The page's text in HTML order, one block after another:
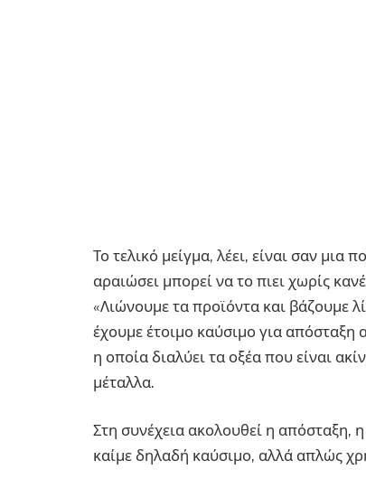
Το τελικό μείγμα, λέει, είναι σαν
αραιώσει μπορεί να το πιει χωρίς
«Λιώνουμε τα προϊόντα και βάζουμε
έχουμε έτοιμο καύσιμο για απόσταξη
η οποία διαλύει τα οξέα που είναι
μέταλλα.
Στη συνέχεια ακολουθεί η απόσταξη,
καίμε δηλαδή καύσιμο, αλλά απλώς